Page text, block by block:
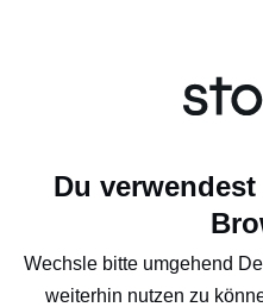
Du
Wechsle bitte umgehend
weiterhin nutzen zu